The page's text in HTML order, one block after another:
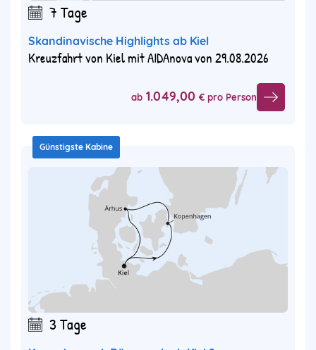
7 Tage
Skandinavische Highlights ab Kiel
Kreuzfahrt von Kiel mit AIDAnova von 29.08.2026
ab 1.049,00 € pro Person
Günstigste Kabine
3 Tage